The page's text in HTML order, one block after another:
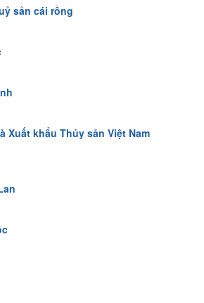
sản cái rồng
Xuất khẩu Thủy sản Việt Nam